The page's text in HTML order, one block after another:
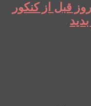
قبل از کنکور